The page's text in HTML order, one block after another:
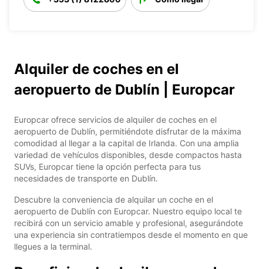
Alquiler de coches en el
aeropuerto de Dublín | Europcar
Europcar ofrece servicios de alquiler de coches en el
aeropuerto de Dublín, permitiéndote disfrutar de la máxima
comodidad al llegar a la capital de Irlanda. Con una amplia
variedad de vehículos disponibles, desde compactos hasta
SUVs, Europcar tiene la opción perfecta para tus
necesidades de transporte en Dublín.
Descubre la conveniencia de alquilar un coche en el
aeropuerto de Dublín con Europcar. Nuestro equipo local te
recibirá con un servicio amable y profesional, asegurándote
una experiencia sin contratiempos desde el momento en que
llegues a la terminal.